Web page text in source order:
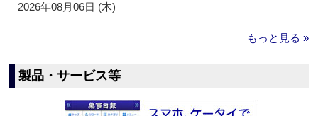
2026年08月06日 (木)
もっと見る »
製品・サービス等